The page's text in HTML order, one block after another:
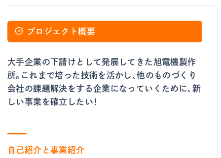
プロジェクト概要
大手企業の下請けとして発展してきた旭電機製作
所。これまで培った技術を活かし、他のものづくり
会社の課題解決をする企業になっていくために、新
しい事業を確立したい！
自己紹介と事業紹介